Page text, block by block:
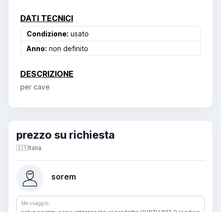
DATI TECNICI
Condizione: usato
Anno: non definito
DESCRIZIONE
per cave
prezzo su richiesta
🇮🇹Italia
sorem
Messaggio